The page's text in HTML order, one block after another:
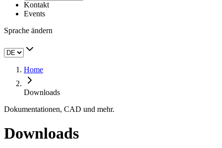
Kontakt
Events
Sprache ändern
Home
Downloads
Dokumentationen, CAD und mehr.
Downloads